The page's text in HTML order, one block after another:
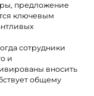
предложение
ключевым
сотрудники
и
вносить
общему